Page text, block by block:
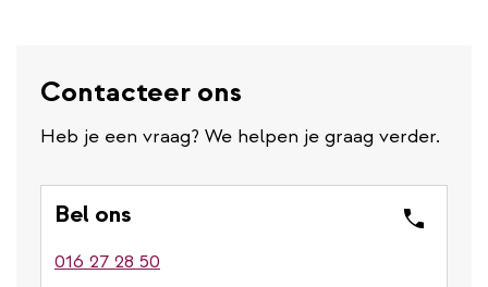
Contacteer ons
Heb je een vraag? We helpen je graag verder.
Bel ons
016 27 28 50